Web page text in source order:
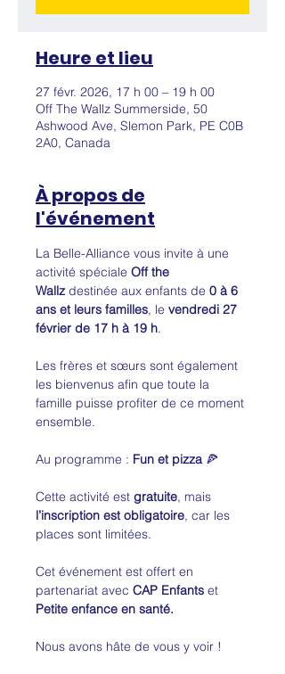
Heure et lieu
27 févr. 2026, 17 h 00 – 19 h 00
Off The Wallz Summerside, 50
Ashwood Ave, Slemon Park, PE C0B
2A0, Canada
À propos de
l'événement
La Belle-Alliance vous invite à une
activité spéciale Off the
Wallz destinée aux enfants de 0 à 6
ans et leurs familles, le vendredi 27
février de 17 h à 19 h.
Les frères et sœurs sont également
les bienvenus afin que toute la
famille puisse profiter de ce moment
ensemble.
Au programme : Fun et pizza 🍕
Cette activité est gratuite, mais
l’inscription est obligatoire, car les
places sont limitées.
Cet événement est offert en
partenariat avec CAP Enfants et
Petite enfance en santé.
Nous avons hâte de vous y voir !